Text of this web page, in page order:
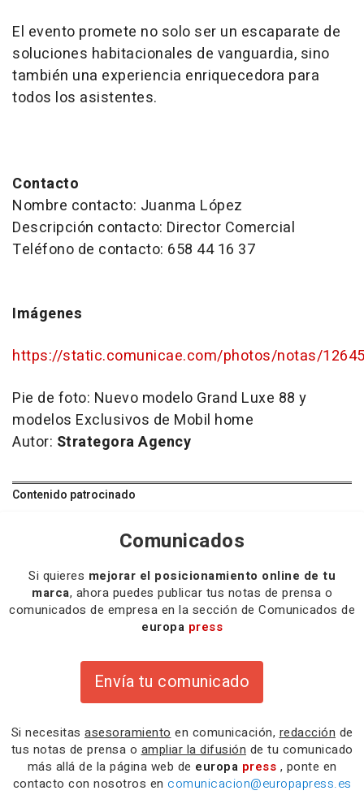
El evento promete no solo ser un escaparate de
soluciones habitacionales de vanguardia, sino
también una experiencia enriquecedora para
todos los asistentes.
Contacto
Nombre contacto: Juanma López
Descripción contacto: Director Comercial
Teléfono de contacto: 658 44 16 37
Imágenes
https://static.comunicae.com/photos/notas/
Pie de foto: Nuevo modelo Grand Luxe 88 y
modelos Exclusivos de Mobil home
Autor: Strategora Agency
Contenido patrocinado
Comunicados
Si quieres mejorar el posicionamiento online de tu
marca, ahora puedes publicar tus notas de prensa o
comunicados de empresa en la sección de Comunicados de
europa press
Envía tu comunicado
Si necesitas asesoramiento en comunicación, redacción de
tus notas de prensa o ampliar la difusión de tu comunicado
más allá de la página web de europa press , ponte en
contacto con nosotros en comunicacion@europapress.es